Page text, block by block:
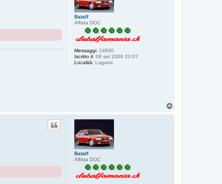
Batalf
Alfista DOC
Messaggi: 24930
Iscritto il: 08 set 2009 20:07
Località: Lugano
Batalf
Alfista DOC